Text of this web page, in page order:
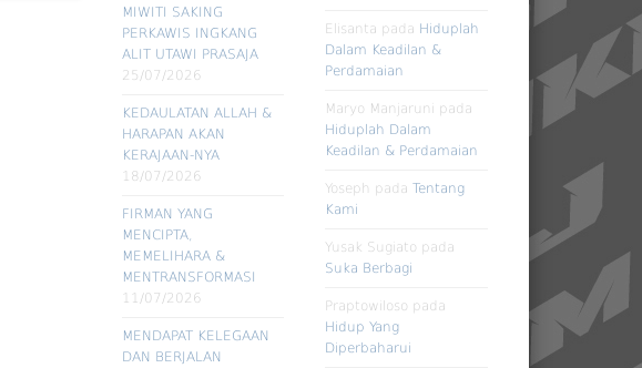
MIWITI SAKING
PERKAWIS INGKANG
ALIT UTAWI PRASAJA
25/07/2026
KEDAULATAN ALLAH &
HARAPAN AKAN
KERAJAAN-NYA
18/07/2026
FIRMAN YANG
MENCIPTA,
MEMELIHARA &
MENTRANSFORMASI
11/07/2026
MENDAPAT KELEGAAN
DAN BERJALAN
Elisanta pada Hiduplah
Dalam Keadilan &
Perdamaian
Maryo Manjaruni pada
Hiduplah Dalam
Keadilan & Perdamaian
Yoseph pada Tentang
Kami
Yusak Sugiato pada
Suka Berbagi
Praptowiloso pada
Hidup Yang
Diperbaharui